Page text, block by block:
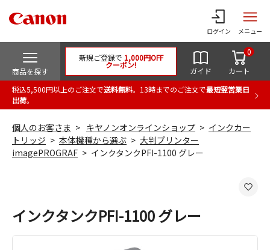
ログイン メニュー
商品を探す
新規ご登録で 1,000円OFF
クーポン!
ガイド カート
0
税込5,500円以上のご注文で送料無料。13時までのご注文で最短翌営業日
出荷。
個人のお客さま キヤノンオンラインショップ
インクカー
トリッジ
本体機種から選ぶ
大判プリンター
imagePROGRAF
インクタンクPFI-1100 グレー
インクタンクPFI-1100 グレー